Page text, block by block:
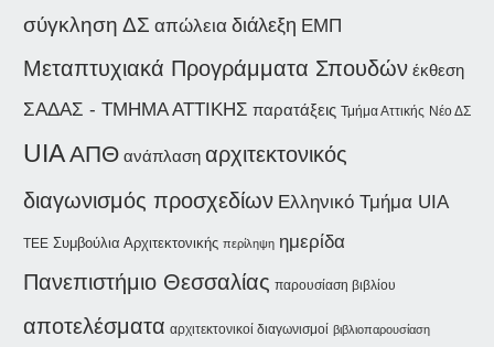
σύγκληση ΔΣ απώλεια διάλεξη ΕΜΠ
Μεταπτυχιακά Προγράμματα Σπουδών έκθεση
ΣΑΔΑΣ - ΤΜΗΜΑ ΑΤΤΙΚΗΣ παρατάξεις Τμήμα Αττικής Νέο ΔΣ
UIAΑΠΘ ανάπλαση αρχιτεκτονικός
διαγωνισμός προσχεδίων Ελληνικό Τμήμα UIA
ΤΕΕ Συμβούλια Αρχιτεκτονικής περίληψη ημερίδα
Πανεπιστήμιο Θεσσαλίας παρουσίαση βιβλίου
αποτελέσματα αρχιτεκτονικοί διαγωνισμοί βιβλιοπαρουσίαση